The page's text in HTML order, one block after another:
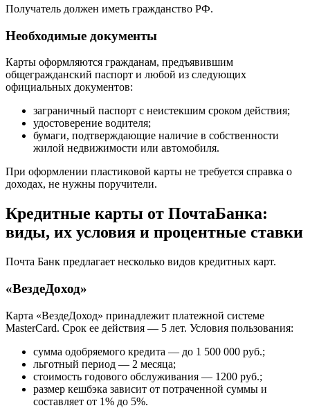
Получатель должен иметь гражданство РФ.
Необходимые документы
Карты оформляются гражданам, предъявившим
общегражданский паспорт и любой из следующих
официальных документов:
заграничный паспорт с неистекшим сроком действия;
удостоверение водителя;
бумаги, подтверждающие наличие в собственности
жилой недвижимости или автомобиля.
При оформлении пластиковой карты не требуется справка о
доходах, не нужны поручители.
Кредитные карты от ПочтаБанка:
виды, их условия и процентные ставки
Почта Банк предлагает несколько видов кредитных карт.
«ВездеДоход»
Карта «ВездеДоход» принадлежит платежной системе
MasterCard. Срок ее действия — 5 лет. Условия пользования:
сумма одобряемого кредита — до 1 500 000 руб.;
льготный период — 2 месяца;
стоимость годового обслуживания — 1200 руб.;
размер кешбэка зависит от потраченной суммы и
составляет от 1% до 5%.